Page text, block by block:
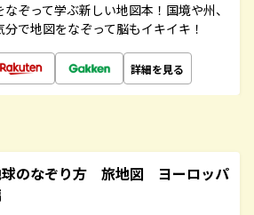
ぞって学ぶ新しい地図本！国境や州、
で地図をなぞって脳もイキイキ！
詳細を見る
のなぞり方 旅地図 ヨーロッパ